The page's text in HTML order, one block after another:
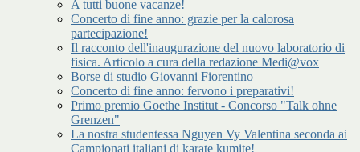
A tutti buone vacanze!
Concerto di fine anno: grazie per la calorosa
partecipazione!
Il racconto dell'inaugurazione del nuovo laboratorio di
fisica. Articolo a cura della redazione Medi@vox
Borse di studio Giovanni Fiorentino
Concerto di fine anno: fervono i preparativi!
Primo premio Goethe Institut - Concorso "Talk ohne
Grenzen"
La nostra studentessa Nguyen Vy Valentina seconda ai
Campionati italiani di karate kumite!